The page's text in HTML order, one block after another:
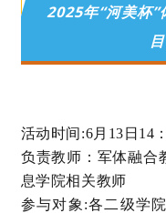
2025年“河美杯
活动时间:6月13日14
负责教师：军体融合
息学院相关教师
参与对象:各二级学